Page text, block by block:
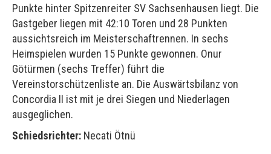
Punkte hinter Spitzenreiter SV Sachsenhausen liegt. Die
Gastgeber liegen mit 42:10 Toren und 28 Punkten
aussichtsreich im Meisterschaftrennen. In sechs
Heimspielen wurden 15 Punkte gewonnen. Onur
Götürmen (sechs Treffer) führt die
Vereinstorschützenliste an. Die Auswärtsbilanz von
Concordia II ist mit je drei Siegen und Niederlagen
ausgeglichen.
Schiedsrichter: Necati Ötnü